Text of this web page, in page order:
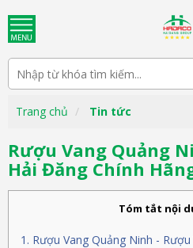
Trang chủ Tin tức
Rượu Vang Quảng
Hải Đăng Chính
Tóm tắt nội
Rượu Vang Quảng Ninh -